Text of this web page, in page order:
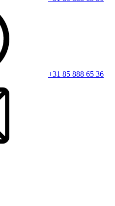
+31 85 888 65 36